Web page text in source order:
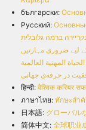
български:
Русский:
ברמה גלובלית
لیے ضروری مہارتیں
المهنية العالمية
در حرفه‌ی جهانی
हिन्दी: वैश्विक करियर
ภาษาไทย: ทักษะสำ
日本語: グローバル
简体中文: 全球职业